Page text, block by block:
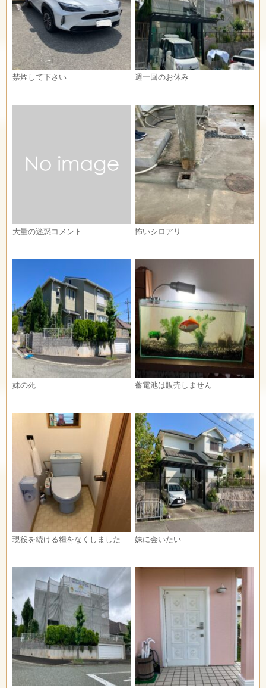
禁煙して下さい 週一回のお休み
大量の迷惑コメント 怖いシロアリ
妹の死 蓄電池は販売しません
現役を続ける糧をなくしました 妹に会いたい